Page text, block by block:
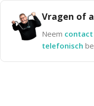
Vragen of
Neem contact
telefonisch